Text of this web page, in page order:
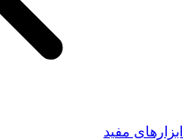
ابزارهای مفید